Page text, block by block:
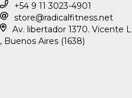
+54 9 11 3023-4901
store@radicalfitness.net
Av. libertador 1370. Vicente
, Buenos Aires (1638)